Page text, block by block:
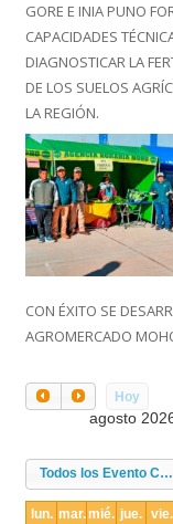
GORE E INIA PUNO
CAPACIDADES
DIAGNOSTICAR LA
DE LOS SUELOS
LA REGIÓN.
CON ÉXITO SE
AGROMERCADO
Hoy
agosto
Todos los Evento Categories
lun. mar.mié. jue. vie.